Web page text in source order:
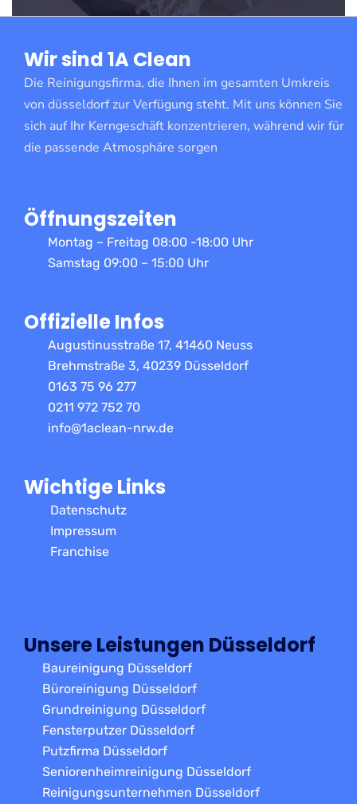
Wir sind 1A Clean
Die Reinigungsfirma, die Ihnen im gesamten Umkreis
von düsseldorf zur Verfügung steht. Mit uns können Sie
sich auf Ihr Kerngeschäft konzentrieren, während wir für
die passende Atmosphäre sorgen
Öffnungszeiten
Montag – Freitag 08:00 -18:00 Uhr
Samstag 09:00 – 15:00 Uhr
Offizielle Infos
Augustinusstraße 17, 41460 Neuss
Brehmstraße 3, 40239 Düsseldorf
0163 75 96 277
0211 972 752 70
info@1aclean-nrw.de
Wichtige Links
Datenschutz
Impressum
Franchise
Unsere Leistungen Düsseldorf
Baureinigung Düsseldorf
Büroreinigung Düsseldorf
Grundreinigung Düsseldorf
Fensterputzer Düsseldorf
Putzfirma Düsseldorf
Seniorenheimreinigung Düsseldorf
Reinigungsunternehmen Düsseldorf